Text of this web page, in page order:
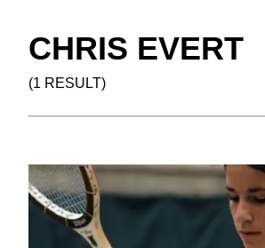
CHRIS EVERT
(1 RESULT)